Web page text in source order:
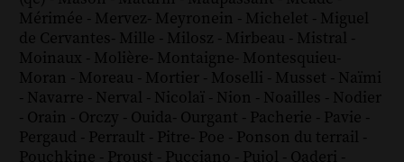
Mérimée - Mervez- Meyronein - Michelet - Miguel
de Cervantes- Mille - Milosz - Mirbeau - Mistral -
Moinaux - Molière- Montaigne- Montesquieu-
Moran - Moreau - Mortier - Moselli - Musset - Naïmi
- Navarre - Nerval - Nicolaï - Nion - Noailles - Nodier
- Orain - Orczy - Ouida- Ourgant - Pacherie - Pavie -
Pergaud - Perrault - Pitre- Poe - Ponson du terrail -
Pouchkine - Proust - Pucciano - Pujol - Qaderi -